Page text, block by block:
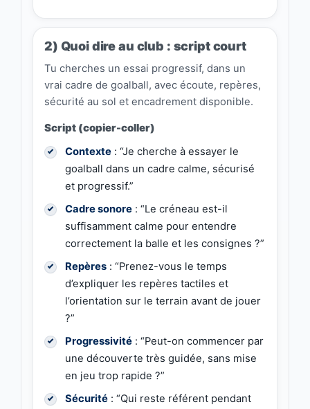
2) Quoi dire au club : script court
Tu cherches un essai progressif, dans un
vrai cadre de goalball, avec écoute, repères,
sécurité au sol et encadrement disponible.
Script (copier-coller)
Contexte : “Je cherche à essayer le
goalball dans un cadre calme, sécurisé
et progressif.”
Cadre sonore : “Le créneau est-il
suffisamment calme pour entendre
correctement la balle et les consignes ?”
Repères : “Prenez-vous le temps
d’expliquer les repères tactiles et
l’orientation sur le terrain avant de jouer
?”
Progressivité : “Peut-on commencer par
une découverte très guidée, sans mise
en jeu trop rapide ?”
Sécurité : “Qui reste référent pendant